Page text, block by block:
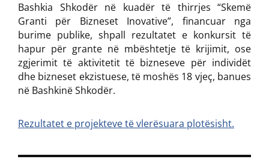
Bashkia Shkodër në kuadër të thirrjes “Skemë
Granti për Bizneset Inovative”, financuar nga
burime publike, shpall rezultatet e konkursit të
hapur për grante në mbështetje të krijimit, ose
zgjerimit të aktivitetit të bizneseve për individët
dhe bizneset ekzistuese, të moshës 18 vjeç, banues
në Bashkinë Shkodër.
Rezultatet e projekteve të vlerësuara plotësisht.